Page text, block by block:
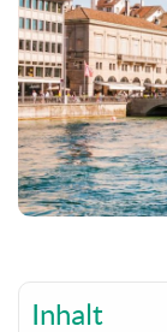
Inhalt